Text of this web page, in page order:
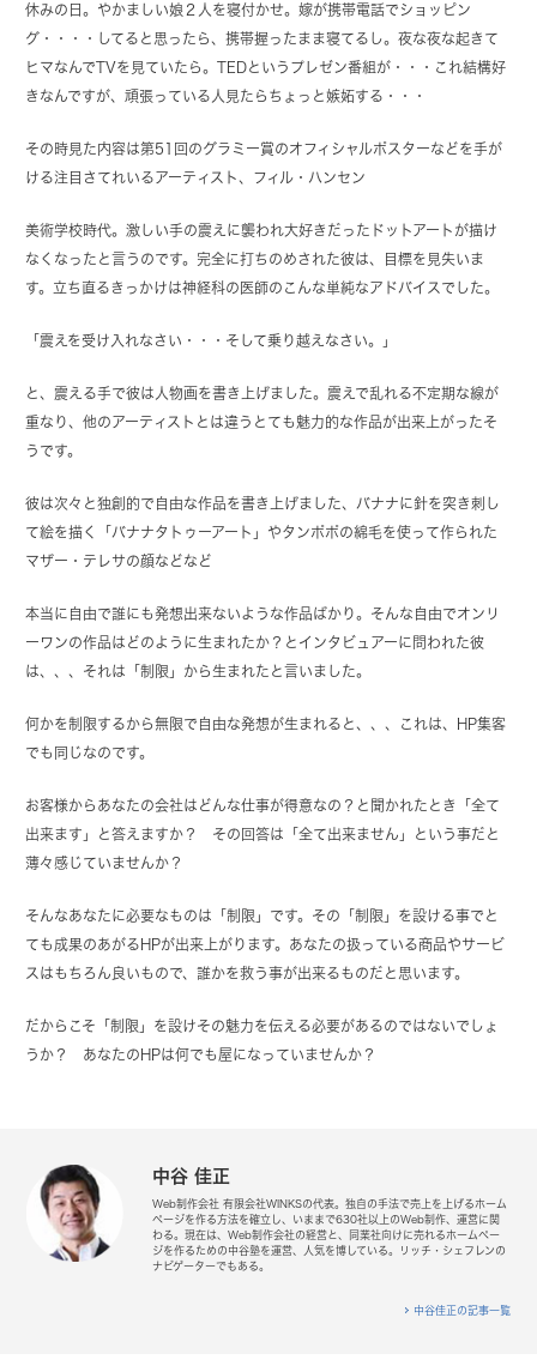
休みの日。やかましい娘２人を寝付かせ。嫁が携帯電話でショッピン
グ・・・・してると思ったら、携帯握ったまま寝てるし。夜な夜な起きて
ヒマなんでTVを見ていたら。TEDというプレゼン番組が・・・これ結構好
きなんですが、頑張っている人見たらちょっと嫉妬する・・・
その時見た内容は第51回のグラミー賞のオフィシャルポスターなどを手が
ける注目さてれいるアーティスト、フィル・ハンセン
美術学校時代。激しい手の震えに襲われ大好きだったドットアートが描け
なくなったと言うのです。完全に打ちのめされた彼は、目標を見失いま
す。立ち直るきっかけは神経科の医師のこんな単純なアドバイスでした。
「震えを受け入れなさい・・・そして乗り越えなさい。」
と、震える手で彼は人物画を書き上げました。震えで乱れる不定期な線が
重なり、他のアーティストとは違うとても魅力的な作品が出来上がったそ
うです。
彼は次々と独創的で自由な作品を書き上げました、バナナに針を突き刺し
て絵を描く「バナナタトゥーアート」やタンポポの綿毛を使って作られた
マザー・テレサの顔などなど
本当に自由で誰にも発想出来ないような作品ばかり。そんな自由でオンリ
ーワンの作品はどのように生まれたか？とインタビュアーに問われた彼
は、、、それは「制限」から生まれたと言いました。
何かを制限するから無限で自由な発想が生まれると、、、これは、HP集客
でも同じなのです。
お客様からあなたの会社はどんな仕事が得意なの？と聞かれたとき「全て
出来ます」と答えますか？ その回答は「全て出来ません」という事だと
薄々感じていませんか？
そんなあなたに必要なものは「制限」です。その「制限」を設ける事でと
ても成果のあがるHPが出来上がります。あなたの扱っている商品やサービ
スはもちろん良いもので、誰かを救う事が出来るものだと思います。
だからこそ「制限」を設けその魅力を伝える必要があるのではないでしょ
うか？ あなたのHPは何でも屋になっていませんか？
中谷 佳正
Web制作会社 有限会社WINKSの代表。独自の手法で売上を上げるホーム
ページを作る方法を確立し、いままで630社以上のWeb制作、運営に関
わる。現在は、Web制作会社の経営と、同業社向けに売れるホームペー
ジを作るための中谷塾を運営、人気を博している。リッチ・シェフレンの
ナビゲーターでもある。
中谷佳正の記事一覧